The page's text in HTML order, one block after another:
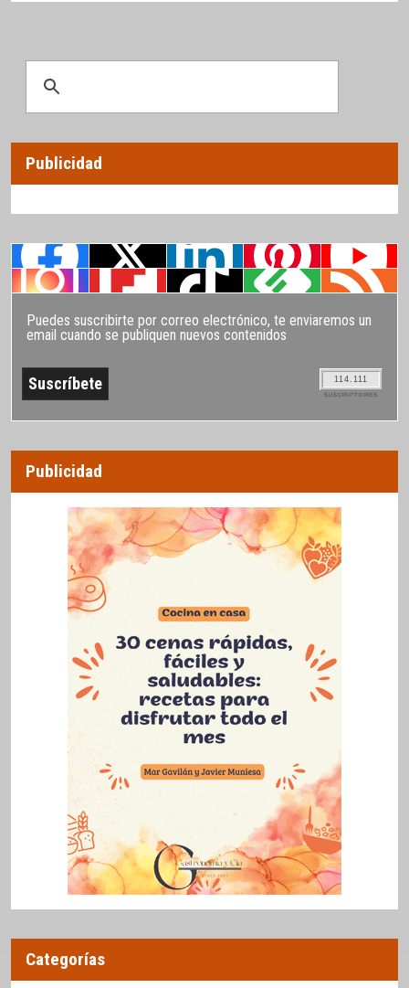
Publicidad
Puedes suscribirte por correo electrónico, te enviaremos un
email cuando se publiquen nuevos contenidos
114.111
SUSCRIPTORES
Publicidad
Categorías